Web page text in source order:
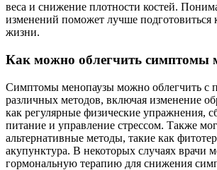
веса и снижение плотности костей.
изменений поможет лучше подготовиться
жизни.
Как можно облегчить симптомы
Симптомы менопаузы можно облегчить с
различных методов, включая изменение
как регулярные физические упражнения,
питание и управление стрессом. Также
альтернативные методы, такие как
акупунктура. В некоторых случаях врачи
гормональную терапию для снижения